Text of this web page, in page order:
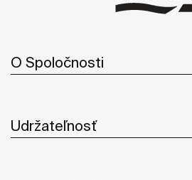
O Spoločnosti
Udržateľnosť